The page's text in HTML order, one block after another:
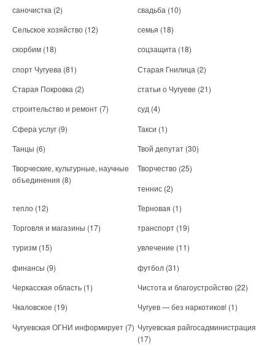
саночистка (2) свадьба (10)
Сельское хозяйство (12) семья (18)
скорбим (18) соцзащита (18)
спорт Чугуева (81) Старая Гнилица (2)
Старая Покровка (2) статьи о Чугуеве (21)
строительство и ремонт (7) суд (4)
Сфера услуг (9) Такси (1)
Танцы (6) Твой депутат (30)
Творческие, культурные, научные
объединения (8)
Творчество (25)
теннис (2)
тепло (12) Терновая (1)
Торговля и магазины (17) транспорт (19)
туризм (15) увлечение (11)
финансы (9) футбол (31)
Черкасская область (1) Чистота и благоустройство (22)
Чкаловское (19) Чугуев — без наркотиков! (1)
Чугуевская ОГНИ информирует (7) Чугуевская райгосадминистрация
(17)